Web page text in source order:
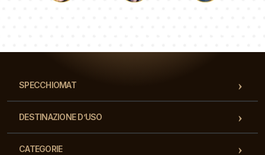
SPECCHIOMAT
DESTINAZIONE D’USO
CATEGORIE